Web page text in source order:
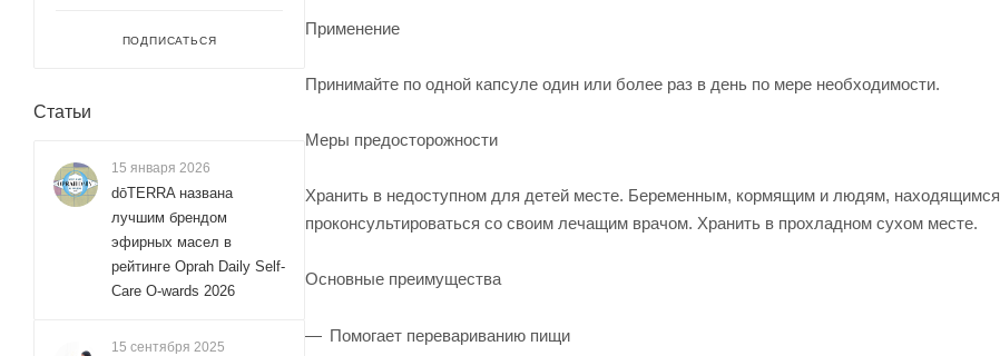
Применение
Принимайте по одной капсуле один или более раз в день по мере необходимости.
Меры предосторожности
Хранить в недоступном для детей месте. Беременным, кормящим и людям,
проконсультироваться со своим лечащим врачом. Хранить в прохладном сухом месте.
Основные преимущества
Помогает перевариванию пищи
ПОДПИСАТЬСЯ
Статьи
15 января 2026
dōTERRA названа
лучшим брендом
эфирных масел в
рейтинге Oprah Daily Self-
Care O-wards 2026
15 сентября 2025